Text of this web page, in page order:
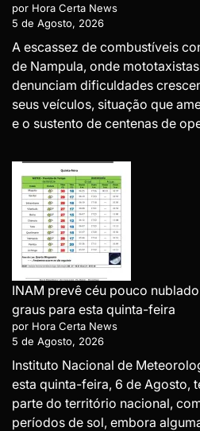
por Hora Certa News
5 de Agosto, 2026
A escassez de combustíveis
de Nampula, onde
denunciam dificuldades
seus veículos, situação que
e o sustento de centenas de
INAM prevê céu pouco
graus para esta quinta-feira
por Hora Certa News
5 de Agosto, 2026
Instituto Nacional de
esta quinta-feira, 6 de Agosto,
parte do território nacional,
períodos de sol, embora